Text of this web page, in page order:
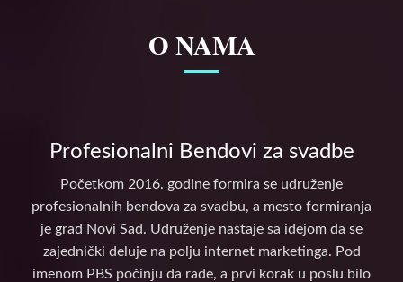
O NAMA
Profesionalni Bendovi za svadbe
Početkom 2016. godine formira se udruženje
profesionalnih bendova za svadbu, a mesto formiranja
je grad Novi Sad. Udruženje nastaje sa idejom da se
zajednički deluje na polju internet marketinga. Pod
imenom PBS počinju da rade, a prvi korak u poslu bilo